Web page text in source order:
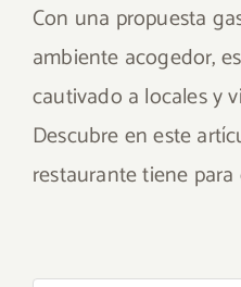
Con una propuesta
ambiente acogedor,
cautivado a locales y
Descubre en este
restaurante tiene